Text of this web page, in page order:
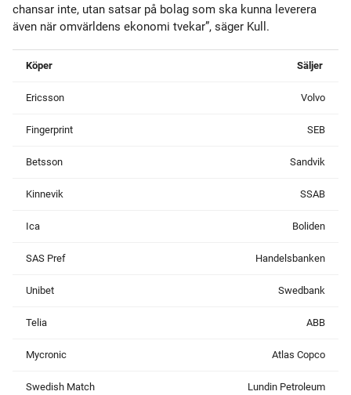
chansar inte, utan satsar på bolag som ska kunna leverera
även när omvärldens ekonomi tvekar”, säger Kull.
Köper Säljer
Ericsson Volvo
Fingerprint SEB
Betsson Sandvik
Kinnevik SSAB
Ica Boliden
SAS Pref Handelsbanken
Unibet Swedbank
Telia ABB
Mycronic Atlas Copco
Swedish Match Lundin Petroleum